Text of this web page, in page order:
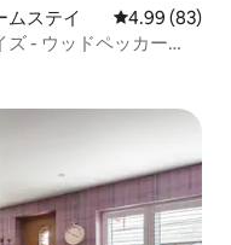
ムステイ レビュー83
4.99 (83)
- ウッドペッカー